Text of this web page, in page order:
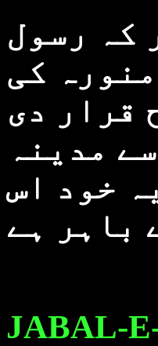
کہ رسول
کی
قرار دی
مدینہ
خود اس
JABAL-